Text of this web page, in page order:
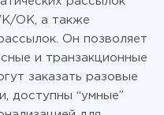
OK, а также
Он позволяет
и транзакционные
заказать разовые
доступны “умные”